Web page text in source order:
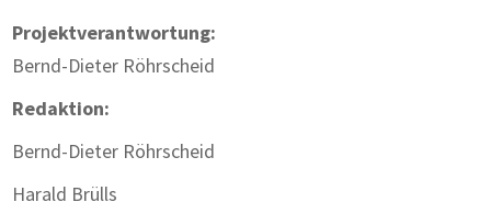
Projektverantwortung:
Bernd-Dieter Röhrscheid
Redaktion:
Bernd-Dieter Röhrscheid
Harald Brülls